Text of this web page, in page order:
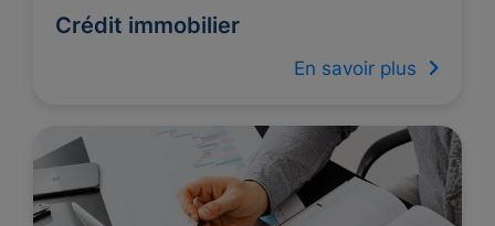
Crédit immobilier
En savoir plus